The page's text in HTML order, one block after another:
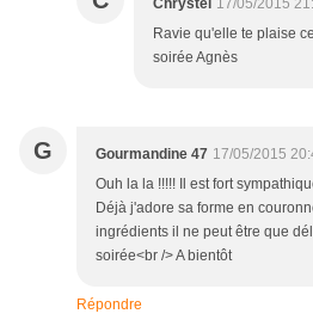
Chrystel 17/05/2015
Ravie qu'elle te plaise
soirée Agnès
G Gourmandine 47 17/05/2015
Ouh la la !!!!! Il est fort
Déjà j'adore sa forme en
ingrédients il ne peut être que
soirée<br /> A bientôt
Répondre